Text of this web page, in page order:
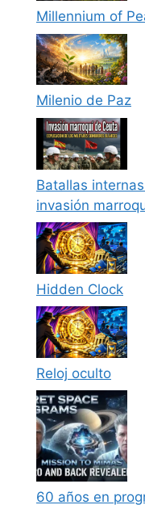
Millennium of
Milenio de Paz
Batallas
invasión
Hidden Clock
Reloj oculto
60 años en